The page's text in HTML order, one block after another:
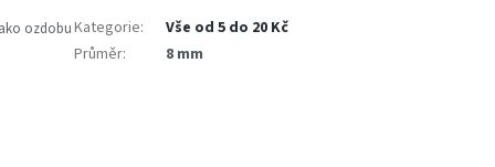
ozdobuKategorie:
Vše od 5 do 20 Kč
Průměr: 8 mm